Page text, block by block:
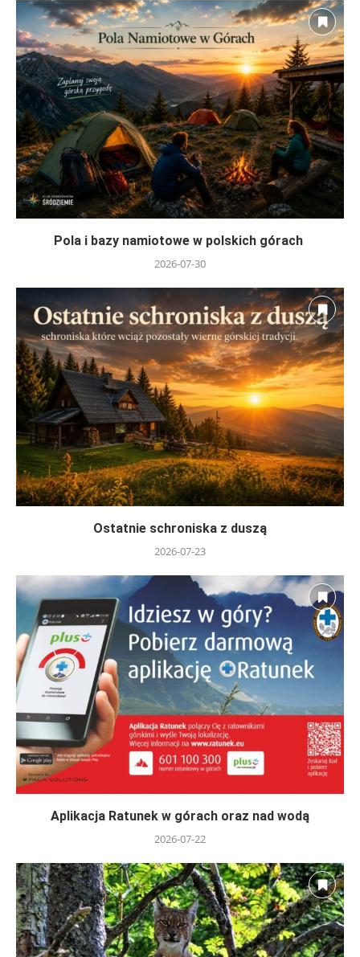
Pola i bazy namiotowe w polskich górach
2026-07-30
Ostatnie schroniska z duszą
2026-07-23
Aplikacja Ratunek w górach oraz nad wodą
2026-07-22